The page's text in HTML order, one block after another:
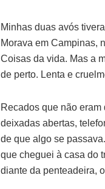
Minhas duas avós
Morava em Campinas,
Coisas da vida. Mas a
de perto. Lenta e
Recados que não
deixadas abertas,
de que algo se
que cheguei à casa do
diante da penteadeira,